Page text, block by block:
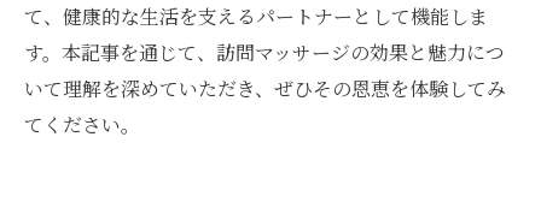
て、健康的な生活を支えるパートナーとして機能しま
す。本記事を通じて、訪問マッサージの効果と魅力につ
いて理解を深めていただき、ぜひその恩恵を体験してみ
てください。